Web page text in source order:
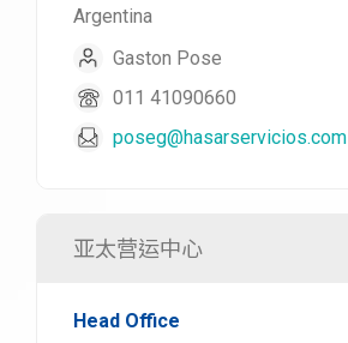
Argentina
Gaston Pose
011 41090660
poseg@hasarservicios.com
亚太营运中心
Head Office